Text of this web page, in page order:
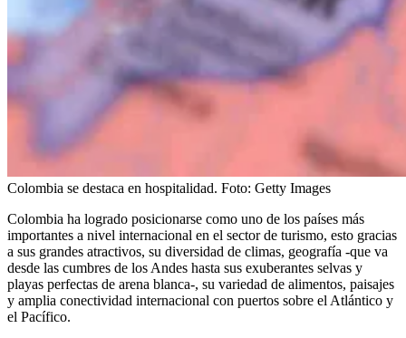
Colombia se destaca en hospitalidad. Foto: Getty Images
Colombia ha logrado posicionarse como uno de los países más
importantes a nivel internacional en el sector de turismo, esto gracias
a sus grandes atractivos, su diversidad de climas, geografía -que va
desde las cumbres de los Andes hasta sus exuberantes selvas y
playas perfectas de arena blanca-, su variedad de alimentos, paisajes
y amplia conectividad internacional con puertos sobre el Atlántico y
el Pacífico.